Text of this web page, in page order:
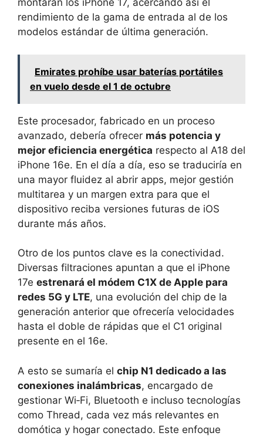
montarán los iPhone 17, acercando así el
rendimiento de la gama de entrada al de los
modelos estándar de última generación.
Emirates prohíbe usar baterías portátiles
en vuelo desde el 1 de octubre
Este procesador, fabricado en un proceso
avanzado, debería ofrecer más potencia y
mejor eficiencia energética respecto al A18 del
iPhone 16e. En el día a día, eso se traduciría en
una mayor fluidez al abrir apps, mejor gestión
multitarea y un margen extra para que el
dispositivo reciba versiones futuras de iOS
durante más años.
Otro de los puntos clave es la conectividad.
Diversas filtraciones apuntan a que el iPhone
17e estrenará el módem C1X de Apple para
redes 5G y LTE, una evolución del chip de la
generación anterior que ofrecería velocidades
hasta el doble de rápidas que el C1 original
presente en el 16e.
A esto se sumaría el chip N1 dedicado a las
conexiones inalámbricas, encargado de
gestionar Wi‑Fi, Bluetooth e incluso tecnologías
como Thread, cada vez más relevantes en
domótica y hogar conectado. Este enfoque